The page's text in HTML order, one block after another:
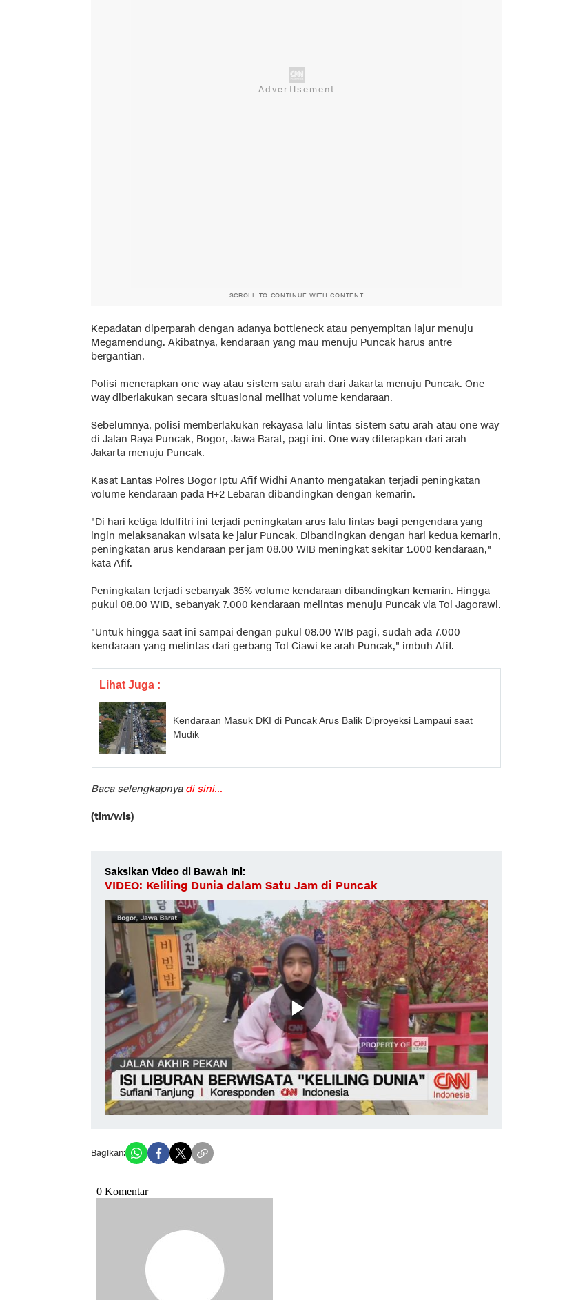
SCROLL TO CONTINUE WITH CONTENT
Kepadatan diperparah dengan adanya bottleneck atau penyempitan lajur menuju
Megamendung. Akibatnya, kendaraan yang mau menuju Puncak harus antre
bergantian.
Polisi menerapkan one way atau sistem satu arah dari Jakarta menuju Puncak. One
way diberlakukan secara situasional melihat volume kendaraan.
Sebelumnya, polisi memberlakukan rekayasa lalu lintas sistem satu arah atau one way
di Jalan Raya Puncak, Bogor, Jawa Barat, pagi ini. One way diterapkan dari arah
Jakarta menuju Puncak.
Kasat Lantas Polres Bogor Iptu Afif Widhi Ananto mengatakan terjadi peningkatan
volume kendaraan pada H+2 Lebaran dibandingkan dengan kemarin.
"Di hari ketiga Idulfitri ini terjadi peningkatan arus lalu lintas bagi pengendara yang
ingin melaksanakan wisata ke jalur Puncak. Dibandingkan dengan hari kedua kemarin,
peningkatan arus kendaraan per jam 08.00 WIB meningkat sekitar 1.000 kendaraan,"
kata Afif.
Peningkatan terjadi sebanyak 35% volume kendaraan dibandingkan kemarin. Hingga
pukul 08.00 WIB, sebanyak 7.000 kendaraan melintas menuju Puncak via Tol Jagorawi.
"Untuk hingga saat ini sampai dengan pukul 08.00 WIB pagi, sudah ada 7.000
kendaraan yang melintas dari gerbang Tol Ciawi ke arah Puncak," imbuh Afif.
Lihat Juga :
Kendaraan Masuk DKI di Puncak Arus Balik Diproyeksi Lampaui saat
Mudik
Baca selengkapnya di sini...
(tim/wis)
Saksikan Video di Bawah Ini:
VIDEO: Keliling Dunia dalam Satu Jam di Puncak
Bagikan: